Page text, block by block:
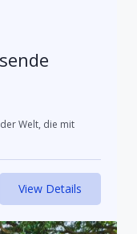
Welt, die mit
View Details